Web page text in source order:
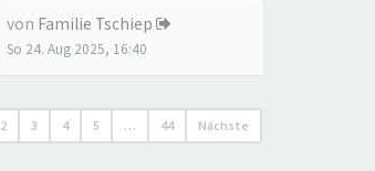
von Familie Tschiep
So 24. Aug 2025, 16:40
2 3 4 5 … 44 Nächste